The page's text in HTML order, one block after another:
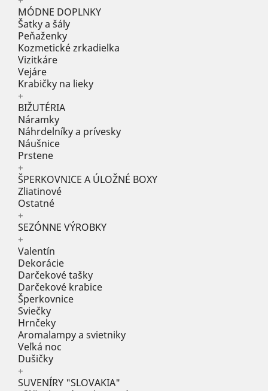
MÓDNE DOPLNKY
Šatky a šály
Peňaženky
Kozmetické zrkadielka
Vizitkáre
Vejáre
Krabičky na lieky
+
BIŽUTÉRIA
Náramky
Náhrdelníky a prívesky
Náušnice
Prstene
+
ŠPERKOVNICE A ÚLOŽNÉ BOXY
Zliatinové
Ostatné
+
SEZÓNNE VÝROBKY
+
Valentín
Dekorácie
Darčekové tašky
Darčekové krabice
Šperkovnice
Sviečky
Hrnčeky
Aromalampy a svietniky
Veľká noc
Dušičky
+
SUVENÍRY "SLOVAKIA"